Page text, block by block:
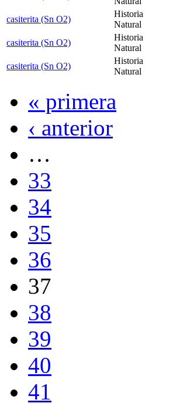
casiterita (Sn O2)
Historia
Natural
casiterita (Sn O2)
Historia
Natural
casiterita (Sn O2)
Historia
Natural
« primera
‹ anterior
…
33
34
35
36
37
38
39
40
41